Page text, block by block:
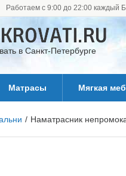
Работаем с 9:00 до 22:00 каждый
в Санкт-Петербурге
Матрасы Мягкая
/ Наматрасник